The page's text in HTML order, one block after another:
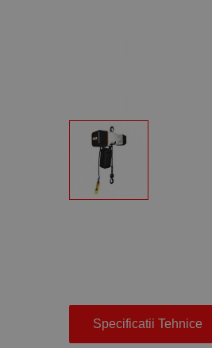
Specificatii Tehnice